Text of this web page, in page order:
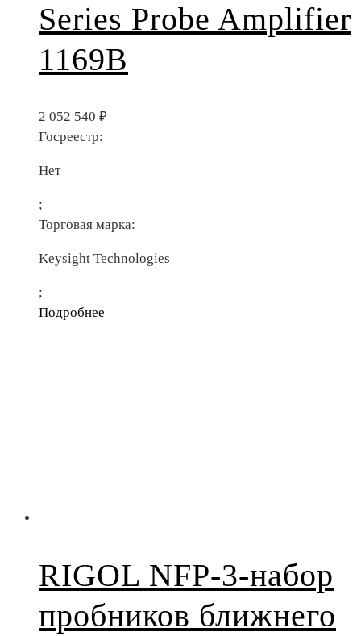
Series Probe Amplifier
1169B
2 052 540 ₽
Госреестр:
Нет
;
Торговая марка:
Keysight Technologies
;
Подробнее
RIGOL NFP-3-набор
пробников ближнего